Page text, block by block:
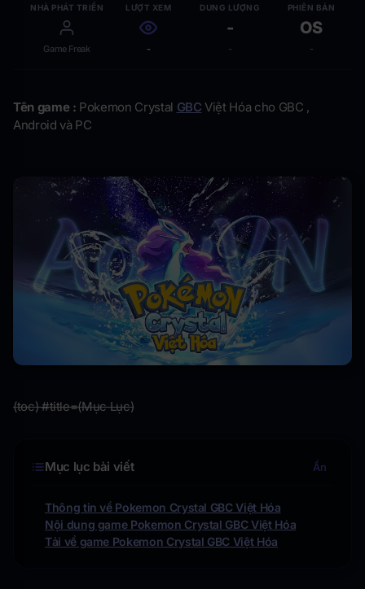
NHÀ PHÁT TRIỂN
Game Freak
LƯỢT XEM
-
DUNG LƯỢNG
-
-
PHIÊN BẢN
OS
-
Tên game : Pokemon Crystal GBC Việt Hóa cho GBC ,
Android và PC
(toc) #title=(Mục Lục)
Mục lục bài viết Ẩn
Thông tin về Pokemon Crystal GBC Việt Hóa
Nội dung game Pokemon Crystal GBC Việt Hóa
Tải về game Pokemon Crystal GBC Việt Hóa